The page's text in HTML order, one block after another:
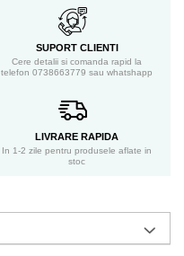
SUPORT CLIENTI
Cere detalii si comanda rapid la
telefon 0738663779 sau whatshapp
LIVRARE RAPIDA
In 1-2 zile pentru produsele aflate in
stoc